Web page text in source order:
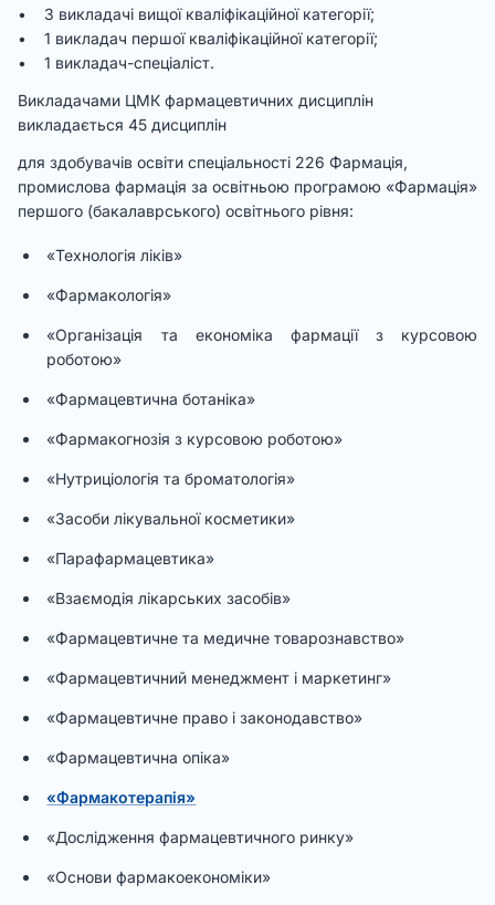
• 3 викладачі вищої кваліфікаційної категорії;
• 1 викладач першої кваліфікаційної категорії;
• 1 викладач-спеціаліст.
Викладачами ЦМК фармацевтичних дисциплін
викладається 45 дисциплін
для здобувачів освіти спеціальності 226 Фармація,
промислова фармація за освітньою програмою «Фармація»
першого (бакалаврського) освітнього рівня:
«Технологія ліків»
«Фармакологія»
«Організація та економіка фармації з курсовою
роботою»
«Фармацевтична ботаніка»
«Фармакогнозія з курсовою роботою»
«Нутриціологія та броматологія»
«Засоби лікувальної косметики»
«Парафармацевтика»
«Взаємодія лікарських засобів»
«Фармацевтичне та медичне товарознавство»
«Фармацевтичний менеджмент і маркетинг»
«Фармацевтичне право і законодавство»
«Фармацевтична опіка»
«Фармакотерапія»
«Дослідження фармацевтичного ринку»
«Основи фармакоекономіки»